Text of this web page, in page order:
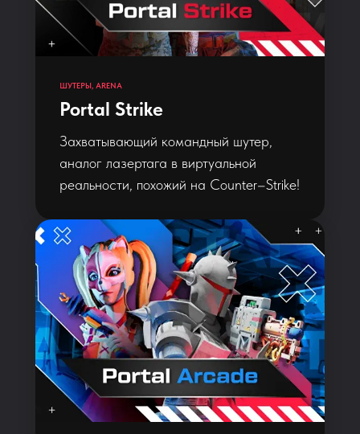
ШУТЕРЫ, ARENA
Portal Strike
Захватывающий командный шутер,
аналог лазертага в виртуальной
реальности, похожий на Counter–Strike!